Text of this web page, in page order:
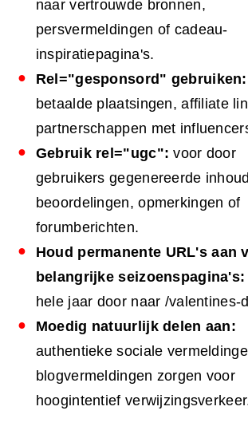
naar vertrouwde bronnen,
persvermeldingen of cadeau-
inspiratiepagina's.
Rel="gesponsord" gebruiken:
betaalde plaatsingen, affiliate
partnerschappen met
Gebruik rel="ugc":voor door
gebruikers gegenereerde
beoordelingen, opmerkingen of
forumberichten.
Houd permanente URL's aan
belangrijke seizoenspagina's:
hele jaar door naar /valentines-
Moedig natuurlijk delen aan:
authentieke sociale
blogvermeldingen zorgen voor
hoogintentief